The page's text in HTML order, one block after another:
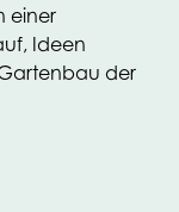
einer
Ideen
der